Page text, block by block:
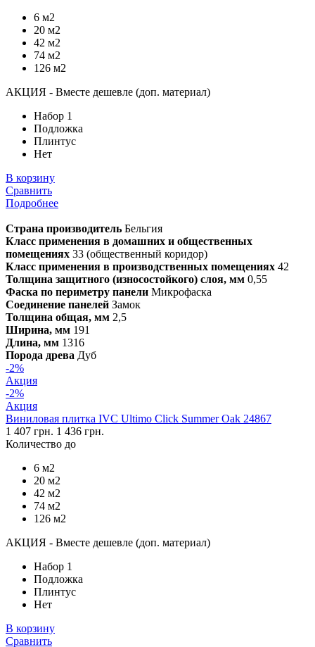
6 м2
20 м2
42 м2
74 м2
126 м2
АКЦИЯ - Вместе дешевле (доп. материал)
Набор 1
Подложка
Плинтус
Нет
В корзину
Сравнить
Подробнее
Страна производитель Бельгия
Класс применения в домашних и общественных
помещениях 33 (общественный коридор)
Класс применения в производственных помещениях 42
Толщина защитного (износостойкого) слоя, мм 0,55
Фаска по периметру панели Микрофаска
Соединение панелей Замок
Толщина общая, мм 2,5
Ширина, мм 191
Длина, мм 1316
Порода древа Дуб
-2%
Акция
-2%
Акция
Виниловая плитка IVC Ultimo Click Summer Oak 24867
1 407 грн. 1 436 грн.
Количество до
6 м2
20 м2
42 м2
74 м2
126 м2
АКЦИЯ - Вместе дешевле (доп. материал)
Набор 1
Подложка
Плинтус
Нет
В корзину
Сравнить